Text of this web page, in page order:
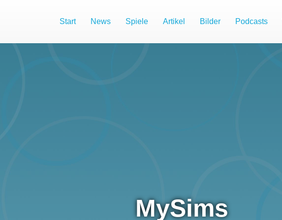
Start News Spiele Artikel Bilder Podcasts
MySims